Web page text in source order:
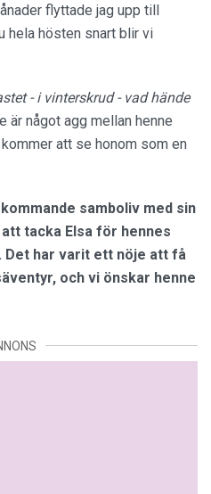
flyttade jag upp till
hela hösten snart blir vi
- i vinterskrud - vad hände
är något agg mellan henne
att se honom som en
samboliv med sin
tacka Elsa för hennes
Det har varit ett nöje att få
och vi önskar henne